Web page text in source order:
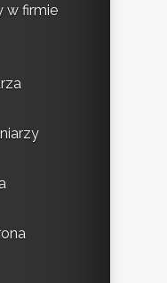
w firmie